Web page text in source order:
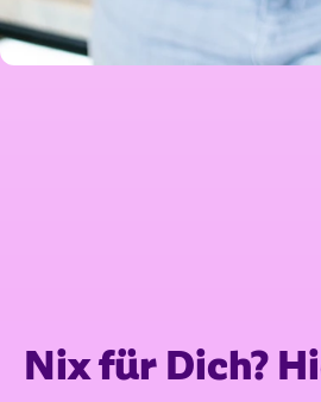
Nix für Dich?